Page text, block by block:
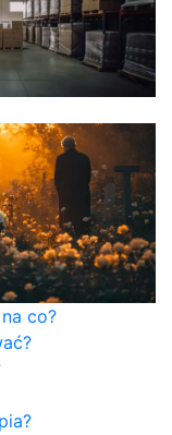
co?